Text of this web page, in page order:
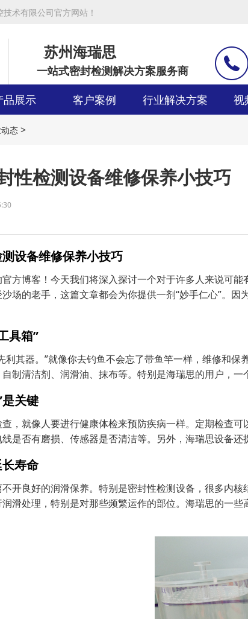
术有限公司官方网站！
苏州海瑞思
一站式密封检测解决方案服务商
品展示 客户案例 行业解决方案 视
态 >
性检测设备维修保养小技巧
设备维修保养小技巧
方博客！今天我们将深入探讨一个对于许多人来说可
场的老手，这篇文章都会为你提供一剂“妙手仁心”。
具箱”
利其器。”就像你去钓鱼不会忘了带鱼竿一样，维修和
制清洁剂、润滑油、抹布等。特别是海瑞思的用户，一
关键
，就像人要进行健康体检来预防疾病一样。定期检查
是否有磨损、传感器是否清洁等。另外，海瑞思设备
寿命
开良好的润滑保养。特别是密封性检测设备，很多内
滑处理，特别是对那些频繁运作的部位。海瑞思的一